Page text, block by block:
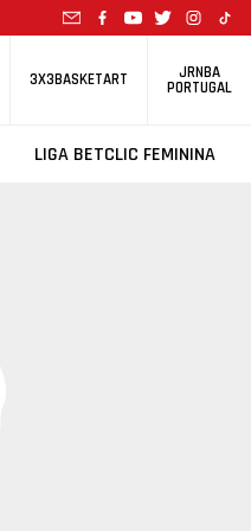
3X3BASKETART JRNBA
PORTUGAL
LIGA BETCLIC FEMININA